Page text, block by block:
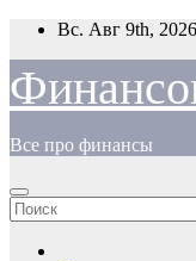
Перейти
содержимому
Вс. Авг 9th, 2026
Все про финансы